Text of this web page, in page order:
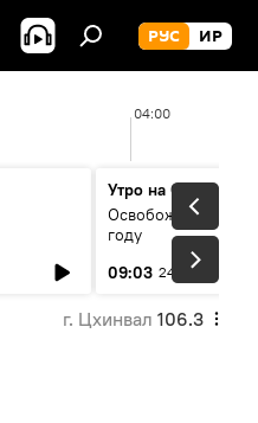
РУС ИР
04:00
Утро на Спутнике
Освобождение
году
09:03 24 мин
г. Цхинвал 106.3